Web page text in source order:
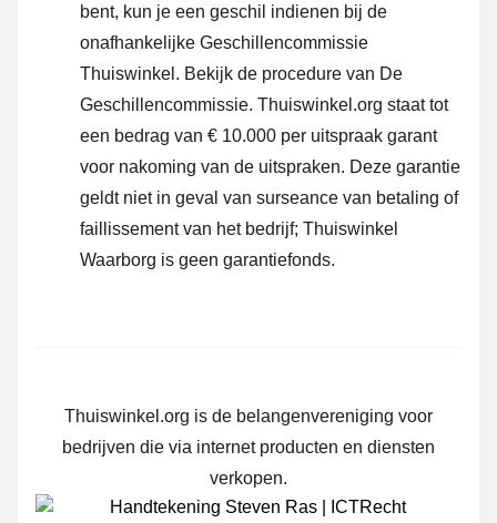
bent, kun je een geschil indienen bij de
onafhankelijke Geschillencommissie
Thuiswinkel. Bekijk de procedure van De
Geschillencommissie. Thuiswinkel.org staat tot
een bedrag van € 10.000 per uitspraak garant
voor nakoming van de uitspraken. Deze garantie
geldt niet in geval van surseance van betaling of
faillissement van het bedrijf; Thuiswinkel
Waarborg is geen garantiefonds.
Thuiswinkel.org is de belangenvereniging voor
bedrijven die via internet producten en diensten
verkopen.